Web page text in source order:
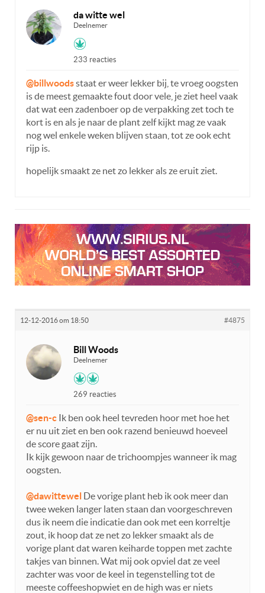
da witte wel
Deelnemer
233 reacties
@billwoodsstaat er weer lekker bij, te vroeg oogsten
is de meest gemaakte fout door vele, je ziet heel vaak
dat wat een zadenboer op de verpakking zet toch te
kort is en als je naar de plant zelf kijkt mag ze vaak
nog wel enkele weken blijven staan, tot ze ook echt
rijp is.
hopelijk smaakt ze net zo lekker als ze eruit ziet.
12-12-2016 om 18:50 #4875
Bill Woods
Deelnemer
269 reacties
@sen-c Ik ben ook heel tevreden hoor met hoe het
er nu uit ziet en ben ook razend benieuwd hoeveel
de score gaat zijn.
Ik kijk gewoon naar de trichoompjes wanneer ik mag
oogsten.
@dawittewel De vorige plant heb ik ook meer dan
twee weken langer laten staan dan voorgeschreven
dus ik neem die indicatie dan ook met een korreltje
zout, ik hoop dat ze net zo lekker smaakt als de
vorige plant dat waren keiharde toppen met zachte
takjes van binnen. Wat mij ook opviel dat ze veel
zachter was voor de keel in tegenstelling tot de
meeste coffeeshopwiet en de high was er niets